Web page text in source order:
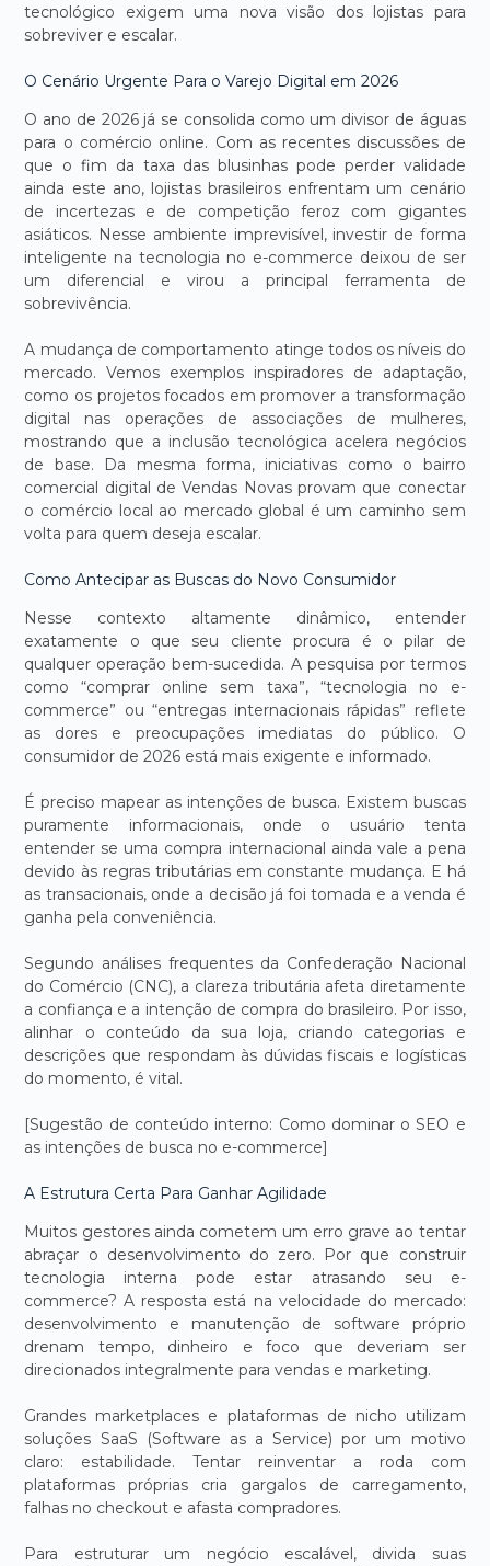
tecnológico exigem uma nova visão dos lojistas para
sobreviver e escalar.
O Cenário Urgente Para o Varejo Digital em 2026
O ano de 2026 já se consolida como um divisor de águas
para o comércio online. Com as recentes discussões de
que o fim da taxa das blusinhas pode perder validade
ainda este ano, lojistas brasileiros enfrentam um cenário
de incertezas e de competição feroz com gigantes
asiáticos. Nesse ambiente imprevisível, investir de forma
inteligente na tecnologia no e-commerce deixou de ser
um diferencial e virou a principal ferramenta de
sobrevivência.
A mudança de comportamento atinge todos os níveis do
mercado. Vemos exemplos inspiradores de adaptação,
como os projetos focados em promover a transformação
digital nas operações de associações de mulheres,
mostrando que a inclusão tecnológica acelera negócios
de base. Da mesma forma, iniciativas como o bairro
comercial digital de Vendas Novas provam que conectar
o comércio local ao mercado global é um caminho sem
volta para quem deseja escalar.
Como Antecipar as Buscas do Novo Consumidor
Nesse contexto altamente dinâmico, entender
exatamente o que seu cliente procura é o pilar de
qualquer operação bem-sucedida. A pesquisa por termos
como “comprar online sem taxa”, “tecnologia no e-
commerce” ou “entregas internacionais rápidas” reflete
as dores e preocupações imediatas do público. O
consumidor de 2026 está mais exigente e informado.
É preciso mapear as intenções de busca. Existem buscas
puramente informacionais, onde o usuário tenta
entender se uma compra internacional ainda vale a pena
devido às regras tributárias em constante mudança. E há
as transacionais, onde a decisão já foi tomada e a venda é
ganha pela conveniência.
Segundo análises frequentes da Confederação Nacional
do Comércio (CNC), a clareza tributária afeta diretamente
a confiança e a intenção de compra do brasileiro. Por isso,
alinhar o conteúdo da sua loja, criando categorias e
descrições que respondam às dúvidas fiscais e logísticas
do momento, é vital.
[Sugestão de conteúdo interno: Como dominar o SEO e
as intenções de busca no e-commerce]
A Estrutura Certa Para Ganhar Agilidade
Muitos gestores ainda cometem um erro grave ao tentar
abraçar o desenvolvimento do zero. Por que construir
tecnologia interna pode estar atrasando seu e-
commerce? A resposta está na velocidade do mercado:
desenvolvimento e manutenção de software próprio
drenam tempo, dinheiro e foco que deveriam ser
direcionados integralmente para vendas e marketing.
Grandes marketplaces e plataformas de nicho utilizam
soluções SaaS (Software as a Service) por um motivo
claro: estabilidade. Tentar reinventar a roda com
plataformas próprias cria gargalos de carregamento,
falhas no checkout e afasta compradores.
Para estruturar um negócio escalável, divida suas